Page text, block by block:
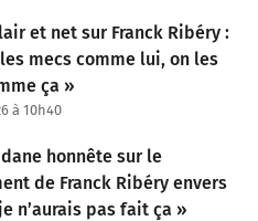
et net sur Franck Ribéry :
mecs comme lui, on les
ça »
à 10h40
honnête sur le
de Franck Ribéry envers
n’aurais pas fait ça »